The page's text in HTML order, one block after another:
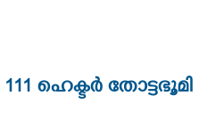
ഹെക്ടർ തോട്ടഭൂമി